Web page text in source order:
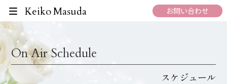
Keiko Masuda お問い合わせ
On Air Schedule
スケジュール